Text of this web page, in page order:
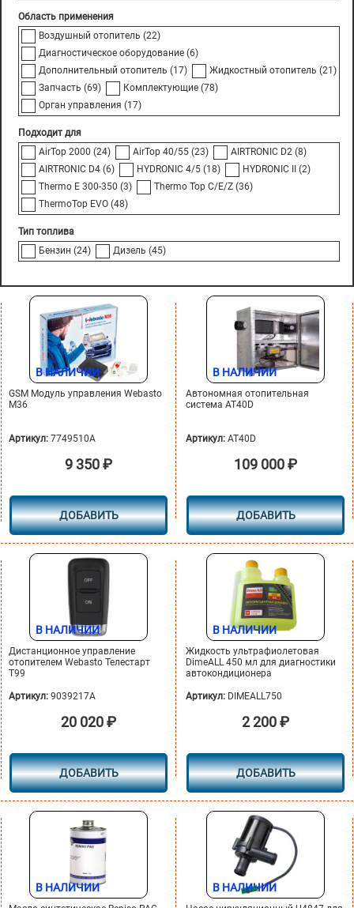
Область применения
Воздушный отопитель (22)
Диагностическое оборудование (6)
Дополнительный отопитель (17) Жидкостный отопитель (21)
Запчасть (69) Комплектующие (78)
Орган управления (17)
Подходит для
AirTop 2000 (24) AirTop 40/55 (23) AIRTRONIC D2 (8)
AIRTRONIC D4 (6) HYDRONIC 4/5 (18) HYDRONIC II
(2)
Thermo E 300-350 (3) Thermo Top C/E/Z (36)
ThermoTop EVO (48)
Тип топлива
Бензин (24) Дизель (45)
В НАЛИЧИИ
GSM Модуль управления Webasto
М36
Артикул: 7749510A
9 350₽
ДОБАВИТЬ
В НАЛИЧИИ
Автономная отопительная
система AT40D
Артикул: AT40D
109 000₽
ДОБАВИТЬ
В НАЛИЧИИ
Дистанционное управление
отопителем Webasto Телестарт
Т99
Артикул: 9039217A
20 020₽
ДОБАВИТЬ
В НАЛИЧИИ
Жидкость ультрафиолетовая
DimeALL 450 мл для диагностики
автокондиционера
Артикул: DIMEALL750
2 200₽
ДОБАВИТЬ
В НАЛИЧИИ В НАЛИЧИИ